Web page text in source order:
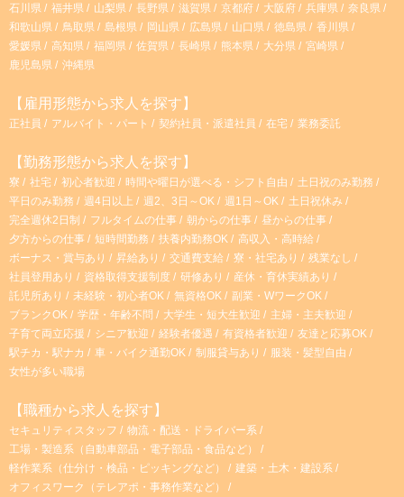
石川県
福井県 山梨県 長野県 滋賀県 京都府 大阪府 兵庫県
奈良県
和歌山県
鳥取県 島根県 岡山県 広島県 山口県 徳島県
香川県
愛媛県
高知県 福岡県 佐賀県 長崎県 熊本県 大分県
宮崎県
鹿児島県
沖縄県
【雇用形態から求人を探す】
正社員 アルバイト・パート 契約社員・派遣社員 在宅 業務委託
【勤務形態から求人を探す】
寮 社宅 初心者歓迎 時間や曜日が選べる・シフト自由
土日祝のみ勤務
平日のみ勤務
週4日以上 週2、3日～OK 週1日～OK
土日祝休み
完全週休2日制
フルタイムの仕事 朝からの仕事
昼からの仕事
夕方からの仕事
短時間勤務 扶養内勤務OK
高収入・高時給
ボーナス・賞与あり
昇給あり 交通費支給 寮・社宅あり
残業なし
社員登用あり
資格取得支援制度 研修あり
産休・育休実績あり
託児所あり
未経験・初心者OK 無資格OK
副業・WワークOK
ブランクOK
学歴・年齢不問 大学生・短大生歓迎
主婦・主夫歓迎
子育て両立応援
シニア歓迎 経験者優遇 有資格者歓迎
友達と応募OK
駅チカ・駅ナカ
車・バイク通勤OK 制服貸与あり
服装・髪型自由
女性が多い職場
【職種から求人を探す】
セキュリティスタッフ
物流・配送・ドライバー系
工場・製造系（自動車部品・電子部品・食品など）
軽作業系（仕分け・検品・ピッキングなど）
建築・土木・建設系
オフィスワーク（テレアポ・事務作業など）